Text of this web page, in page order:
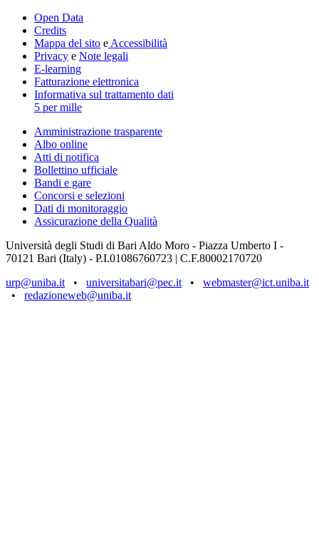
Open Data
Credits
Mappa del sito e Accessibilità
Privacy e Note legali
E-learning
Fatturazione elettronica
Informativa sul trattamento dati
5 per mille
Amministrazione trasparente
Albo online
Atti di notifica
Bollettino ufficiale
Bandi e gare
Concorsi e selezioni
Dati di monitoraggio
Assicurazione della Qualità
Università degli Studi di Bari Aldo Moro - Piazza Umberto I -
70121 Bari (Italy) - P.I.01086760723 | C.F.80002170720
urp@uniba.it • universitabari@pec.it • webmaster@ict.uniba.it
• redazioneweb@uniba.it